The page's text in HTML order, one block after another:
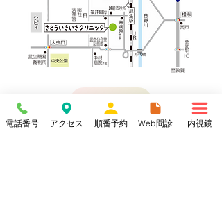
大きな地図
電話番号 アクセス 順番予約 Web問診 内視鏡